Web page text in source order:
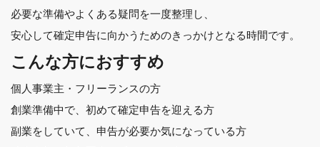
必要な準備やよくある疑問を一度整理し、
安心して確定申告に向かうためのきっかけとなる時間です。
こんな方におすすめ
個人事業主・フリーランスの方
創業準備中で、初めて確定申告を迎える方
副業をしていて、申告が必要か気になっている方